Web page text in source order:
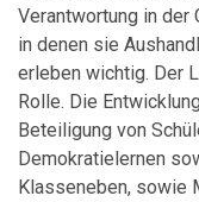
Verantwortung in
in denen sie
erleben wichtig. Der
Rolle. Die
Beteiligung von
Demokratielernen
Klasseneben, sowie